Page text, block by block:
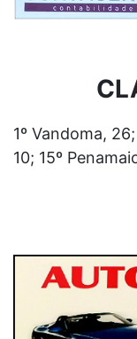
1º Vandoma,
10; 15º